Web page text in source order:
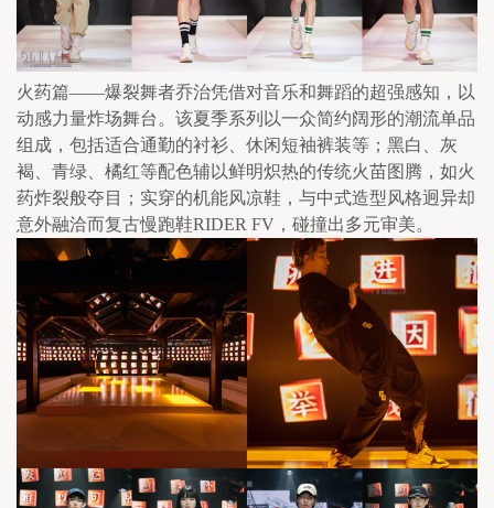
火药篇——爆裂舞者乔治凭借对音乐和舞蹈的超强感知，以
动感力量炸场舞台。该夏季系列以一众简约阔形的潮流单品
组成，包括适合通勤的衬衫、休闲短袖裤装等；黑白、灰
褐、青绿、橘红等配色辅以鲜明炽热的传统火苗图腾，如火
药炸裂般夺目；实穿的机能风凉鞋，与中式造型风格迥异却
意外融洽而复古慢跑鞋RIDER FV，碰撞出多元审美。